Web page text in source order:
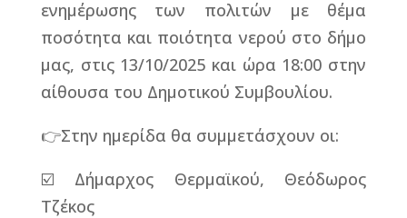
ενημέρωσης των πολιτών με θέμα
ποσότητα και ποιότητα νερού στο δήμο
μας, στις 13/10/2025 και ώρα 18:00 στην
αίθουσα του Δημοτικού Συμβουλίου.
👉Στην ημερίδα θα συμμετάσχουν οι:
☑️ Δήμαρχος Θερμαϊκού, Θεόδωρος
Τζέκος